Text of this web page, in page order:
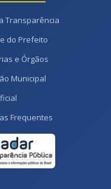
Transparência
do Prefeito
e Órgãos
Municipal
Frequentes